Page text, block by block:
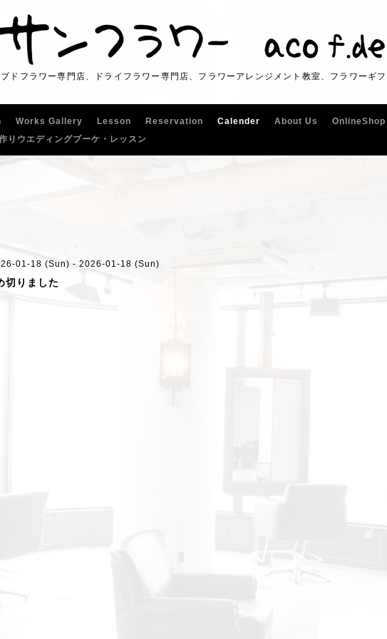
ドフラワー専門店、ドライフラワー専門店、フラワーアレンジメント教室、フラワーギ
Works Gallery Lesson Reservation Calender About Us OnlineShop
りウエディングブーケ・レッスン
01-18 (Sun) - 2026-01-18 (Sun)
切りました